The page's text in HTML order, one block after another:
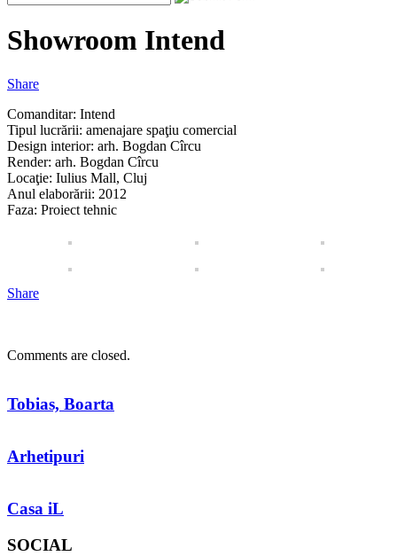
Showroom Intend
Share
Comanditar: Intend
Tipul lucrării: amenajare spaţiu comercial
Design interior: arh. Bogdan Cîrcu
Render: arh. Bogdan Cîrcu
Locaţie: Iulius Mall, Cluj
Anul elaborării: 2012
Faza: Proiect tehnic
Share
Comments are closed.
Tobias, Boarta
Arhetipuri
Casa iL
SOCIAL